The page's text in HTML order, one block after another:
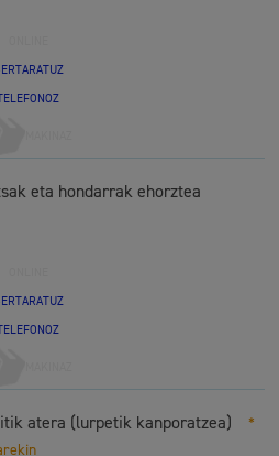
eta hondarrak ehorztea
atera (lurpetik kanporatzea)
*